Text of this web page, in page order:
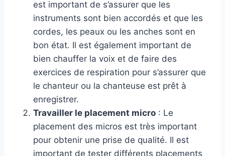
est important de s’assurer que les
instruments sont bien accordés et que les
cordes, les peaux ou les anches sont en
bon état. Il est également important de
bien chauffer la voix et de faire des
exercices de respiration pour s’assurer que
le chanteur ou la chanteuse est prêt à
enregistrer.
Travailler le placement micro : Le
placement des micros est très important
pour obtenir une prise de qualité. Il est
important de tester différents placements